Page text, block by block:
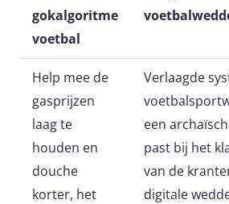
gokalgoritme
voetbal
Help mee de
gasprijzen
laag te
houden en
douche
korter, het
Verlaagde
een
past bij het
van de
digitale